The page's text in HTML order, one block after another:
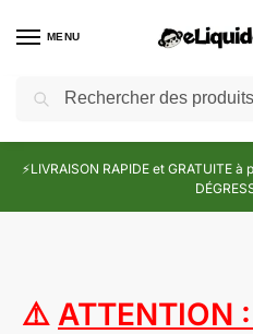
MENU
⚡LIVRAISON RAPIDE et GRATUITE
⚠️ ATTENTION